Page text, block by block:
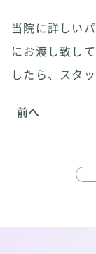
当院に詳しい
にお渡し致し
したら、スタ
前へ